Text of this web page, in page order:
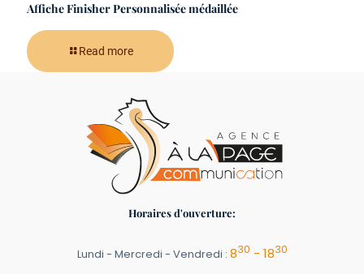
Affiche Finisher Personnalisée médaillée
Read more
Horaires d'ouverture:
Lundi - Mercredi - Vendredi : 830 - 1830